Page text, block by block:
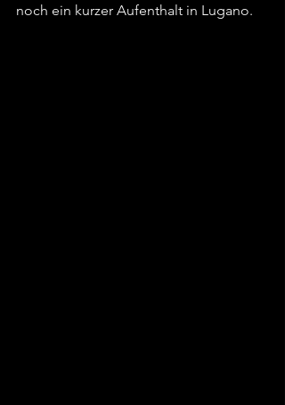
noch ein kurzer Aufenthalt in Lugano.